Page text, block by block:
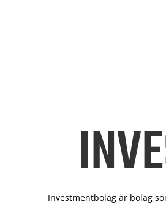
Investmentbolag är bolag